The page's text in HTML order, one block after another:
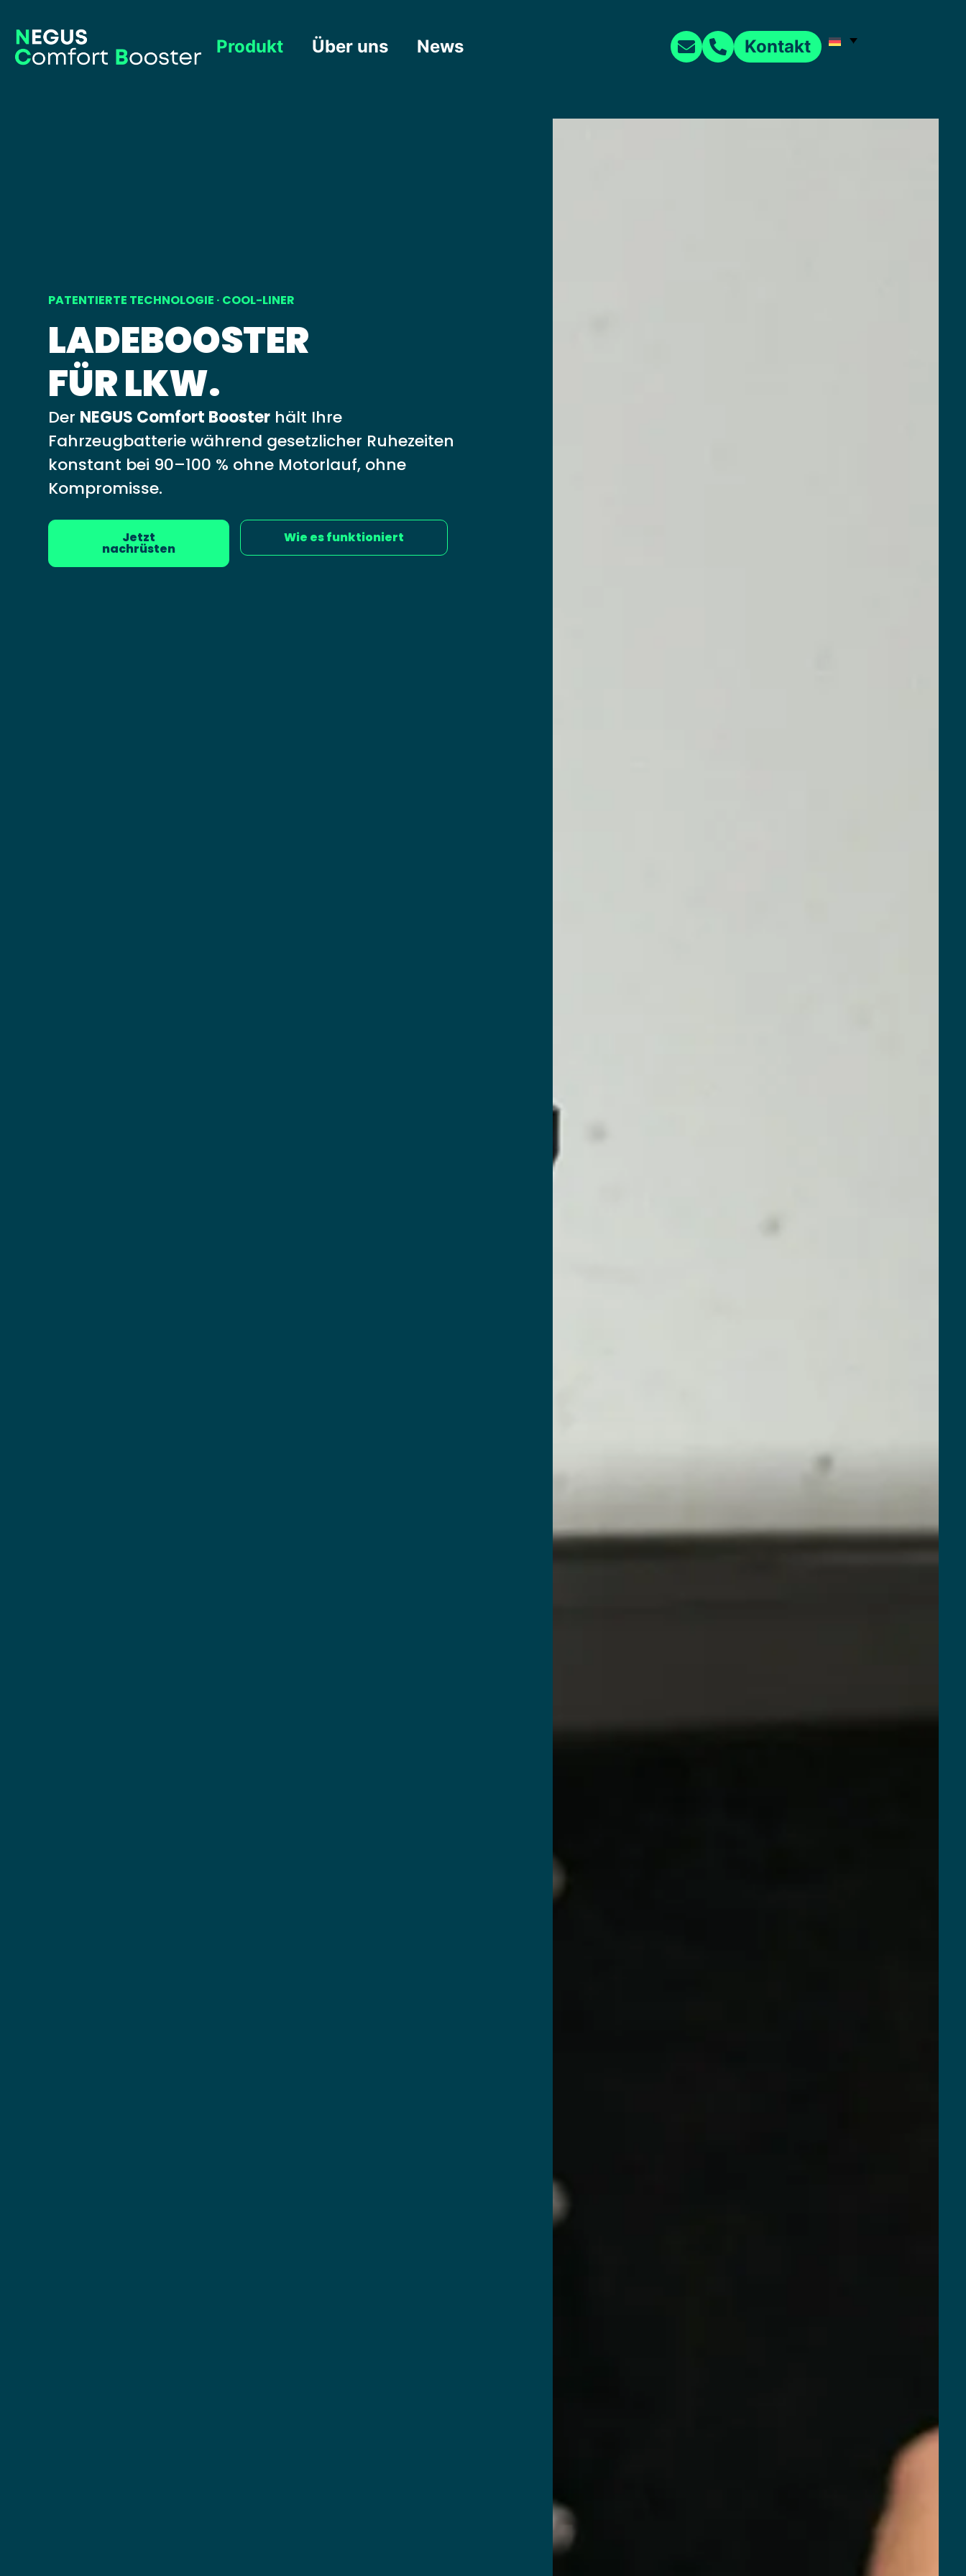
Produkt Über uns News Kontakt
PATENTIERTE TECHNOLOGIE · COOL-LINER
LADEBOOSTER
FÜR LKW.
Der NEGUS Comfort Booster hält Ihre
Fahrzeugbatterie während gesetzlicher Ruhezeiten
konstant bei 90–100 % ohne Motorlauf, ohne
Kompromisse.
Jetzt
nachrüsten
Wie es funktioniert